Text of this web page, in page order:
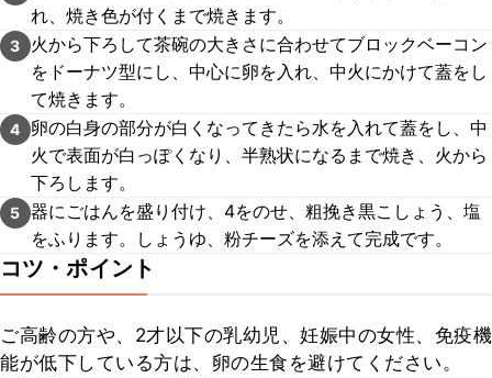
れ、焼き色が付くまで焼きます。
3
火から下ろして茶碗の大きさに合わせてブロックベーコン
をドーナツ型にし、中心に卵を入れ、中火にかけて蓋をし
て焼きます。
4
卵の白身の部分が白くなってきたら水を入れて蓋をし、中
火で表面が白っぽくなり、半熟状になるまで焼き、火から
下ろします。
5 器にごはんを盛り付け、4をのせ、粗挽き黒こしょう、塩
をふります。しょうゆ、粉チーズを添えて完成です。
コツ・ポイント
ご高齢の方や、2才以下の乳幼児、妊娠中の女性、免疫機
能が低下している方は、卵の生食を避けてください。